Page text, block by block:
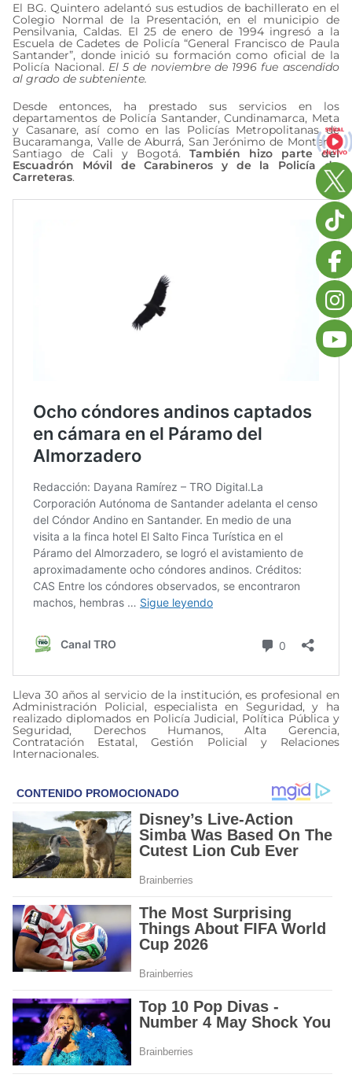
El BG. Quintero adelantó sus estudios de bachillerato en el
Colegio Normal de la Presentación, en el municipio de
Pensilvania, Caldas. El 25 de enero de 1994 ingresó a la
Escuela de Cadetes de Policía “General Francisco de Paula
Santander”, donde inició su formación como oficial de la
Policía Nacional. El 5 de noviembre de 1996 fue ascendido
al grado de subteniente.
Desde entonces, ha prestado sus servicios en los
departamentos de Policía Santander, Cundinamarca, Meta
y Casanare, así como en las Policías Metropolitanas de
Bucaramanga, Valle de Aburrá, San Jerónimo de Montería,
Santiago de Cali y Bogotá. También hizo parte del
Escuadrón Móvil de Carabineros y de la Policía de
Carreteras.
Lleva 30 años al servicio de la institución, es profesional en
Administración Policial, especialista en Seguridad, y ha
realizado diplomados en Policía Judicial, Política Pública y
Seguridad, Derechos Humanos, Alta Gerencia,
Contratación Estatal, Gestión Policial y Relaciones
Internacionales.